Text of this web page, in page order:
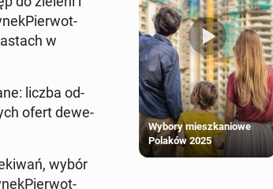
w
liczba od­
ofert de­we­
wybór
Wybory mieszkaniowe
Polaków 2025